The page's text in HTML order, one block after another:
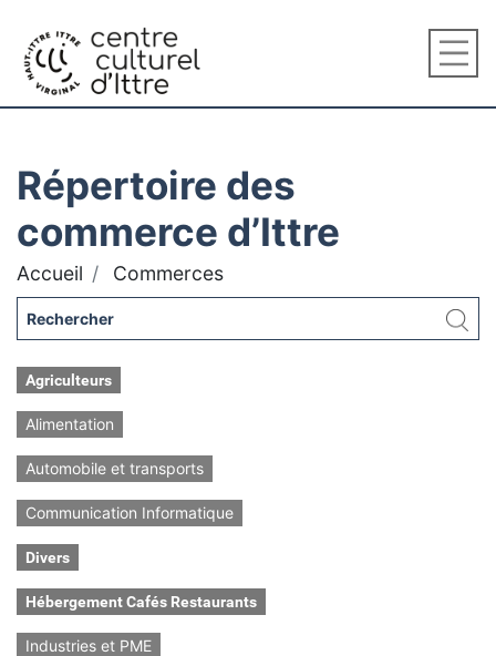
Répertoire des
commerce d’Ittre
Accueil Commerces
Agriculteurs
Alimentation
Automobile et transports
Communication Informatique
Divers
Hébergement Cafés Restaurants
Industries et PME